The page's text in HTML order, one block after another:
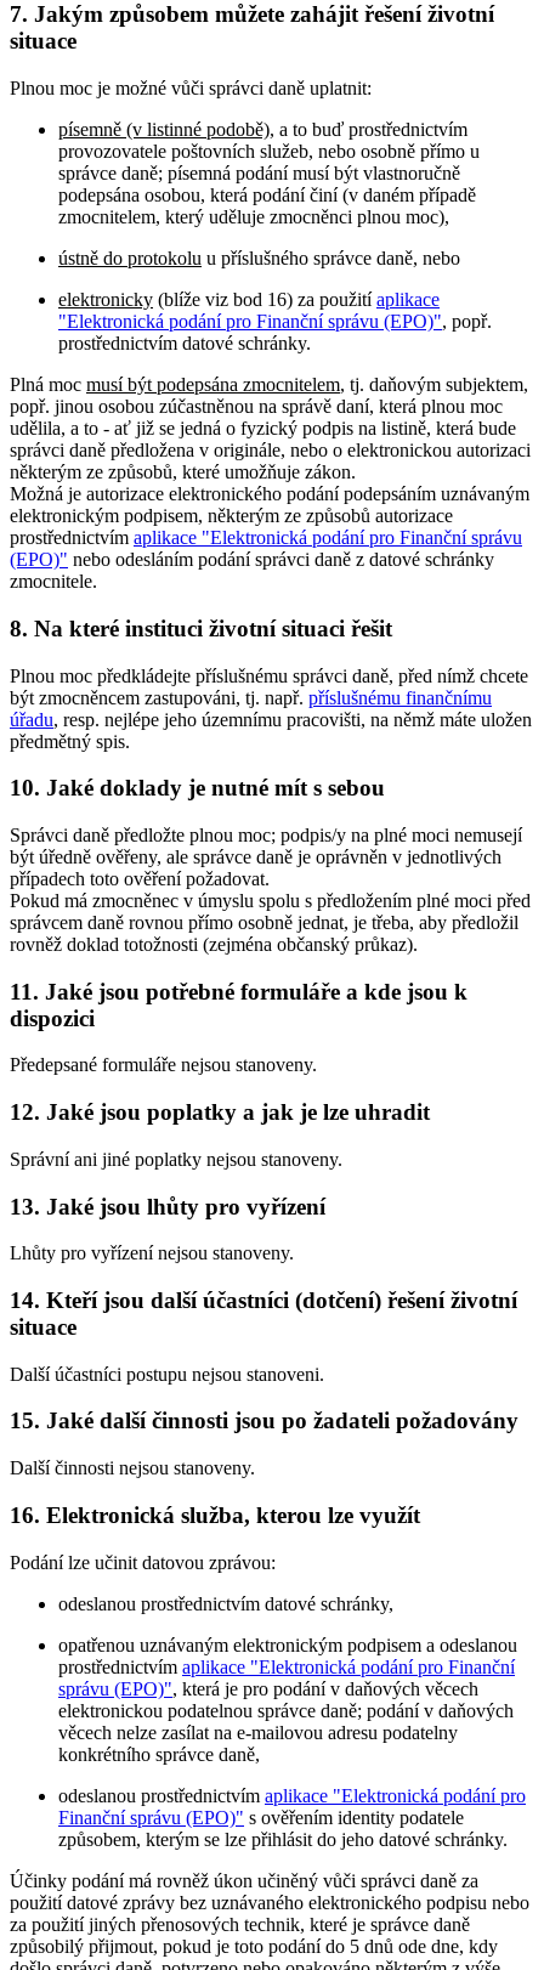
7. Jakým způsobem můžete zahájit řešení životní
situace
Plnou moc je možné vůči správci daně uplatnit:
písemně (v listinné podobě), a to buď prostřednictvím
provozovatele poštovních služeb, nebo osobně přímo u
správce daně; písemná podání musí být vlastnoručně
podepsána osobou, která podání činí (v daném případě
zmocnitelem, který uděluje zmocněnci plnou moc),
ústně do protokolu u příslušného správce daně, nebo
elektronicky (blíže viz bod 16) za použitíaplikace
"Elektronická podání pro Finanční správu (EPO)", popř.
prostřednictvím datové schránky.
Plná moc musí být podepsána zmocnitelem, tj. daňovým subjektem,
popř. jinou osobou zúčastněnou na správě daní, která plnou moc
udělila, a to - ať již se jedná o fyzický podpis na listině, která bude
správci daně předložena v originále, nebo o elektronickou autorizaci
některým ze způsobů, které umožňuje zákon.
Možná je autorizace elektronického podání podepsáním uznávaným
elektronickým podpisem, některým ze způsobů autorizace
prostřednictvím aplikace "Elektronická podání pro Finanční správu
(EPO)" nebo odesláním podání správci daně z datové schránky
zmocnitele.
8. Na které instituci životní situaci řešit
Plnou moc předkládejte příslušnému správci daně, před nímž chcete
být zmocněncem zastupováni, tj. např. příslušnému finančnímu
úřadu, resp. nejlépe jeho územnímu pracovišti, na němž máte uložen
předmětný spis.
10. Jaké doklady je nutné mít s sebou
Správci daně předložte plnou moc; podpis/y na plné moci nemusejí
být úředně ověřeny, ale správce daně je oprávněn v jednotlivých
případech toto ověření požadovat.
Pokud má zmocněnec v úmyslu spolu s předložením plné moci před
správcem daně rovnou přímo osobně jednat, je třeba, aby předložil
rovněž doklad totožnosti (zejména občanský průkaz).
11. Jaké jsou potřebné formuláře a kde jsou k
dispozici
Předepsané formuláře nejsou stanoveny.
12. Jaké jsou poplatky a jak je lze uhradit
Správní ani jiné poplatky nejsou stanoveny.
13. Jaké jsou lhůty pro vyřízení
Lhůty pro vyřízení nejsou stanoveny.
14. Kteří jsou další účastníci (dotčení) řešení životní
situace
Další účastníci postupu nejsou stanoveni.
15. Jaké další činnosti jsou po žadateli požadovány
Další činnosti nejsou stanoveny.
16. Elektronická služba, kterou lze využít
Podání lze učinit datovou zprávou:
odeslanou prostřednictvím datové schránky,
opatřenou uznávaným elektronickým podpisem a odeslanou
prostřednictvím aplikace "Elektronická podání pro Finanční
správu (EPO)", která je pro podání v daňových věcech
elektronickou podatelnou správce daně; podání v daňových
věcech nelze zasílat na e-mailovou adresu podatelny
konkrétního správce daně,
odeslanou prostřednictvím aplikace "Elektronická podání pro
Finanční správu (EPO)" s ověřením identity podatele
způsobem, kterým se lze přihlásit do jeho datové schránky.
Účinky podání má rovněž úkon učiněný vůči správci daně za
použití datové zprávy bez uznávaného elektronického podpisu nebo
za použití jiných přenosových technik, které je správce daně
způsobilý přijmout, pokud je toto podání do 5 dnů ode dne, kdy